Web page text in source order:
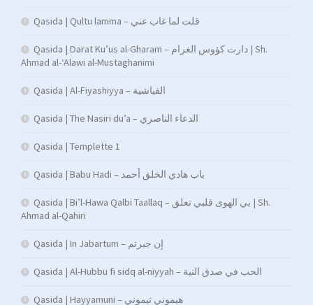
Qasida | Qultu lamma – قلت لما غاب عني
Qasida | Darat Ku’us al-Gharam – دارت كؤوس الغرام | Sh.
Ahmad al-‘Alawi al-Mustaghanimi
Qasida | Al-Fiyashiyya – الفياشية
Qasida | The Nasiri du’a – الدعاء الناصري
Qasida | Templette 1
Qasida | Babu Hadi – ﺑﺎب ﻫﺎدي اﻟﺨﻠﻖ أﺣﻤﺪ
Qasida | Bi’l-Hawa Qalbi Taallaq – بي الهوى قلبي تعلق | Sh.
Ahmad al-Qahiri
Qasida | In Jabartum – إن جبرتم
Qasida | Al-Hubbu fi sidq al-niyyah – الحب في صدق النية
Qasida | Hayyamuni – هيموني تيموني